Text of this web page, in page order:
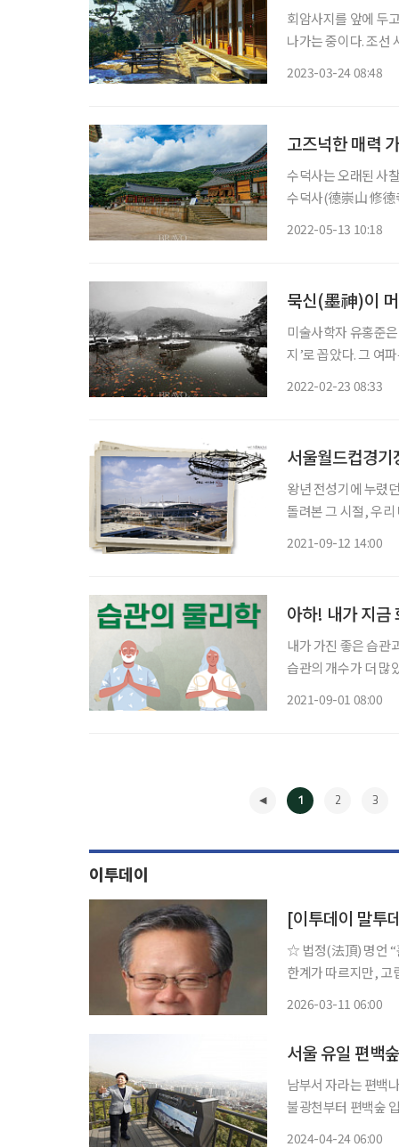
회암사지를 앞에 두
나가는 중이다. 조선
2023-03-24 08:48
고즈넉한 매력
수덕사는 오래된 사
수덕사(德崇山 修德
2022-05-13 10:18
묵신(墨神)이
미술사학자 유홍준
지’로 꼽았다. 그 여
2022-02-23 08:33
서울월드컵경
왕년 전성기에 누렸
돌려본 그 시절, 우
2021-09-12 14:00
아하! 내가 지금
내가 가진 좋은 습관
습관의 개수가 더 많
2021-09-01 08:00
1 2 3
이투데이
[이투데이 말투
☆ 법정(法頂) 명언 “홀로 사는 사람은 고독할 수는 있어도 고립되어서는 안 된다. 고독에는
한계가 따르지만, 고립에는 관계가
2026-03-11 06:00
남부서 자라는 편백
불광천부터 편백숲
2024-04-24 06:00